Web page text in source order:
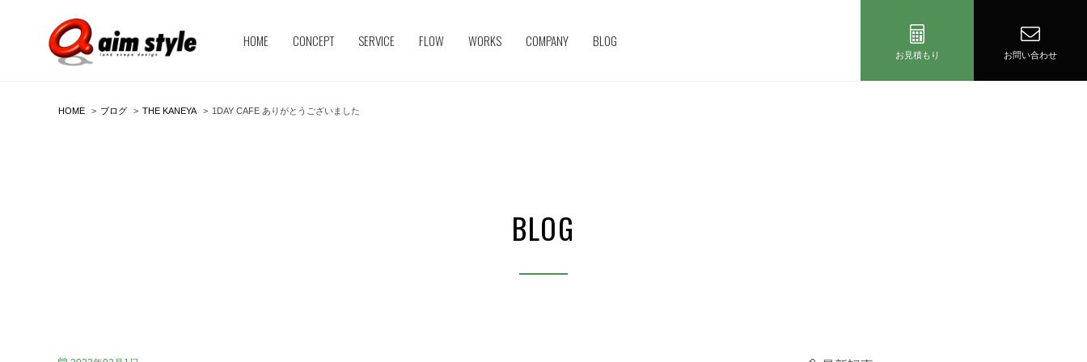
HOME CONCEPT SERVICE FLOW WORKS COMPANY BLOG
お見積もり お問い合わせ
HOME ブログ THE KANEYA 1DAY CAFE ありがとうございました
BLOG